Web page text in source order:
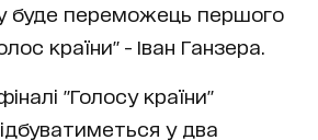
буде переможець першого
країни" - Іван Ганзера.
"Голосу країни"
у два